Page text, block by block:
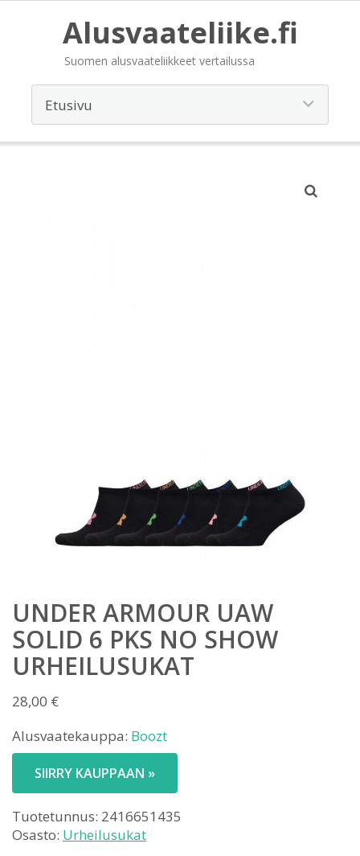
Alusvaateliike.fi
Suomen alusvaateliikkeet vertailussa
UNDER ARMOUR UAW
SOLID 6 PKS NO SHOW
URHEILUSUKAT
28,00 €
Alusvaatekauppa: Boozt
SIIRRY KAUPPAAN »
Tuotetunnus: 2416651435
Osasto: Urheilusukat